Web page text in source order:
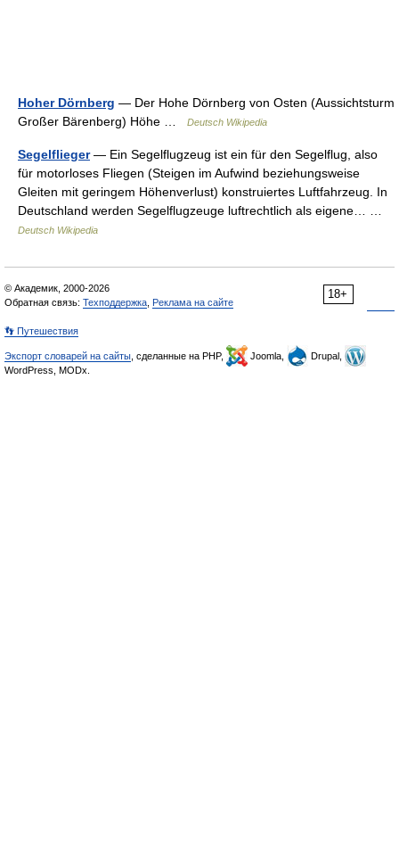
Hoher Dörnberg — Der Hohe Dörnberg von Osten (Aussichtsturm
Großer Bärenberg) Höhe …
Deutsch Wikipedia
Segelflieger— Ein Segelflugzeug ist ein für den Segelflug, also
für motorloses Fliegen (Steigen im Aufwind beziehungsweise
Gleiten mit geringem Höhenverlust) konstruiertes Luftfahrzeug. In
Deutschland werden Segelflugzeuge luftrechtlich als eigene… …
Deutsch Wikipedia
18+
© Академик, 2000-2026
Обратная связь: Техподдержка Реклама на сайте
👣 Путешествия
Экспорт словарей на сайты , сделанные на PHP, Joomla,
Drupal,
WordPress, MODx.